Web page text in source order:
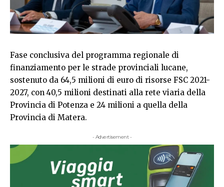
Fase conclusiva del programma regionale di
finanziamento per le strade provinciali lucane,
sostenuto da 64,5 milioni di euro di risorse FSC 2021-
2027, con 40,5 milioni destinati alla rete viaria della
Provincia di Potenza e 24 milioni a quella della
Provincia di Matera.
- Advertisement -